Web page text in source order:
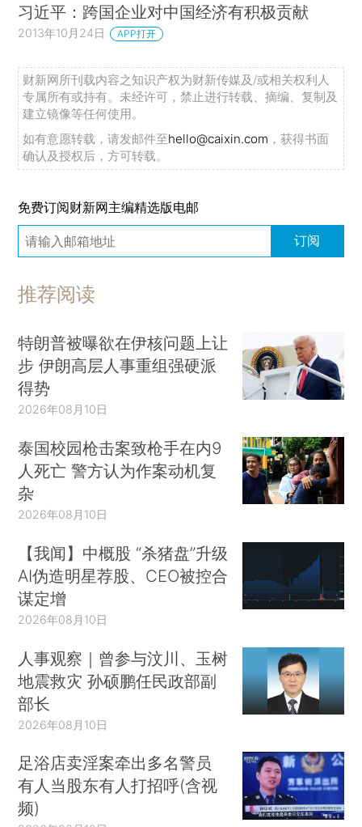
习近平：跨国企业对中国经济有积极贡献
2013年10月24日 APP打开
财新网所刊载内容之知识产权为财新传媒及/或相关权利人
专属所有或持有。未经许可，禁止进行转载、摘编、复制及
建立镜像等任何使用。
如有意愿转载，请发邮件至hello@caixin.com ，获得书面
确认及授权后，方可转载。
免费订阅财新网主编精选版电邮
订阅
推荐阅读
特朗普被曝欲在伊核问题上让
步 伊朗高层人事重组强硬派
得势
2026年08月10日
泰国校园枪击案致枪手在内9
人死亡 警方认为作案动机复
杂
2026年08月10日
【我闻】中概股 “杀猪盘”升级
AI伪造明星荐股、CEO被控合
谋定增
2026年08月10日
人事观察｜曾参与汶川、玉树
地震救灾 孙硕鹏任民政部副
部长
2026年08月10日
足浴店卖淫案牵出多名警员
有人当股东有人打招呼(含视
频)